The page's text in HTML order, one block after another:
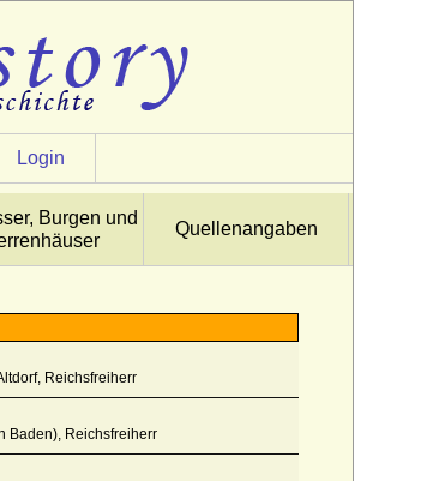
Login
Burgen und
Quellenangaben